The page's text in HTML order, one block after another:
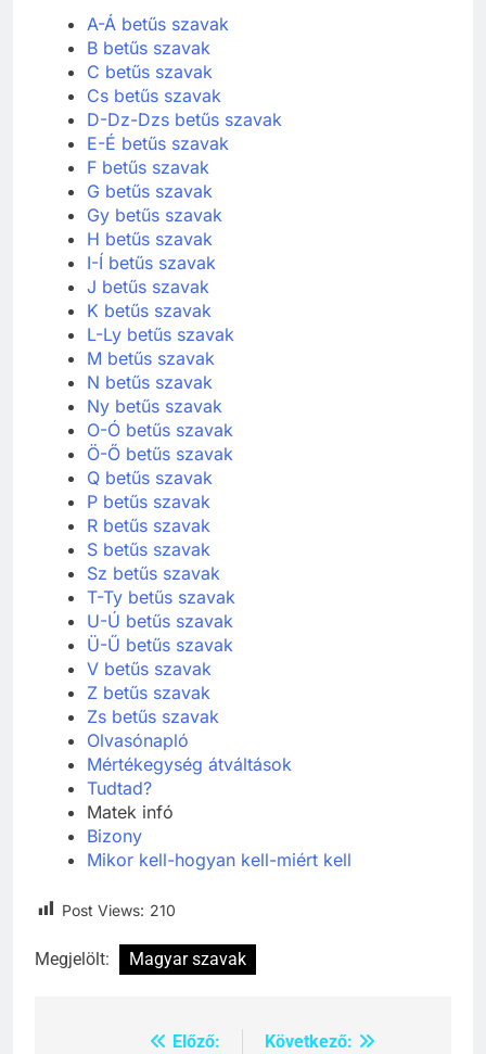
A-Á betűs szavak
B betűs szavak
C betűs szavak
Cs betűs szavak
D-Dz-Dzs betűs szavak
E-É betűs szavak
F betűs szavak
G betűs szavak
Gy betűs szavak
H betűs szavak
I-Í betűs szavak
J betűs szavak
K betűs szavak
L-Ly betűs szavak
M betűs szavak
N betűs szavak
Ny betűs szavak
O-Ó betűs szavak
Ö-Ő betűs szavak
Q betűs szavak
P betűs szavak
R betűs szavak
S betűs szavak
Sz betűs szavak
T-Ty betűs szavak
U-Ú betűs szavak
Ü-Ű betűs szavak
V betűs szavak
Z betűs szavak
Zs betűs szavak
Olvasónapló
Mértékegység átváltások
Tudtad?
Matek infó
Bizony
Mikor kell-hogyan kell-miért kell
Post Views: 210
Megjelölt: Magyar szavak
BejegyzésElőző: Következő: